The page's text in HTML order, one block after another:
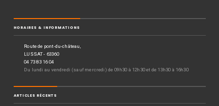
HORAIRES & INFORMATIONS
Route de pont-du-château,
LUSSAT - 63360
04 73 83 16 04
Du lundi au vendredi (sauf mercredi) de 09h30 à 12h30 et de 13h30 à 16h30
ARTICLES RÉCENTS